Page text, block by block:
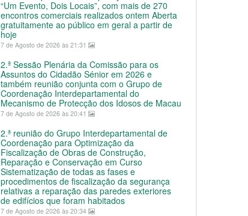
“Um Evento, Dois Locais”, com mais de 270
encontros comerciais realizados ontem Aberta
gratuitamente ao público em geral a partir de
hoje
7 de Agosto de 2026 às 21:31
2.ª Sessão Plenária da Comissão para os
Assuntos do Cidadão Sénior em 2026 e
também reunião conjunta com o Grupo de
Coordenação Interdepartamental do
Mecanismo de Protecção dos Idosos de Macau
7 de Agosto de 2026 às 20:41
2.ª reunião do Grupo Interdepartamental de
Coordenação para Optimização da
Fiscalização de Obras de Construção,
Reparação e Conservação em Curso
Sistematização de todas as fases e
procedimentos de fiscalização da segurança
relativas a reparação das paredes exteriores
de edifícios que foram habitados
7 de Agosto de 2026 às 20:34